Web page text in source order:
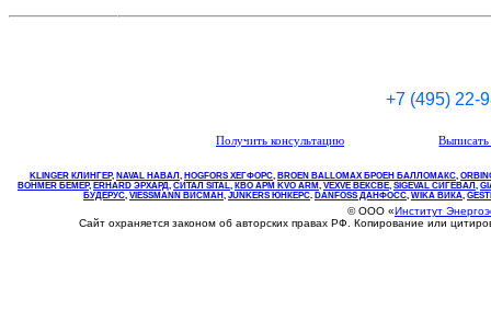
+7 (495) 22-
Получить консультацию
KLINGER КЛИНГЕР, NAVAL НАВАЛ , НOGFORS ХЕГФОРС, BROEN BALLOMAX БРОЕН БАЛЛОМАКС,
BOHMER БЕМЕР, ERHARD ЭРХАРД, СИТАЛ SITAL, КВО АРМ KVO ARM, VEXVE ВЕКСВЕ, SIGEVAL СИГЕВАЛ ,
БУДЕРУС, VIESSMANN ВИСМАН , JUNKERS ЮНКЕРС. DANFOSS ДАНФОСС, WIKA ВИКА,
© ООО «Институт
Сайт охраняется законом об авторских правах РФ. Копирование или